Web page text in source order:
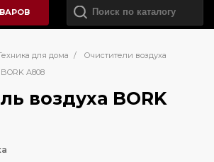
для дома /
Очистители воздуха
A808
воздуха BORK